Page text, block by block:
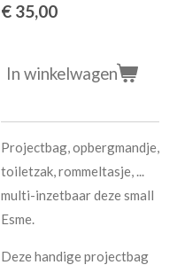
€ 35,00
In winkelwagen
Projectbag, opbergmandje,
toiletzak, rommeltasje, ...
multi-inzetbaar deze small
Esme.
Deze handige projectbag